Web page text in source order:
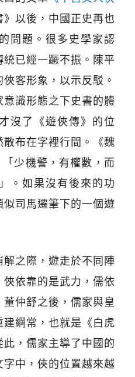
》以後，中國正史再也
問題。很多史學家認
已經一蹶不振。陳平
客形象，以示反駁。
識形態之下史書的體
沒了《遊俠傳》的位
散布在字裡行間。《魏
「少機警，有權數，而
。如果沒有後來的功
司馬遷筆下的一個遊
之際，遊走於不同陣
依靠的是武力，儒依
仲舒之後，儒家與皇
綱常，也就是《白虎
，儒家主導了中國的
中，俠的位置越來越